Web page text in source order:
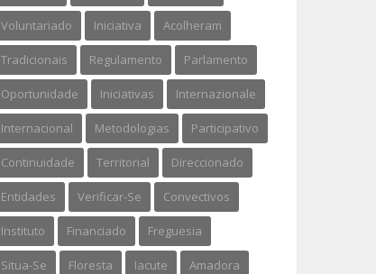
Voluntariado Iniciativa Acolheram
Tradicionais Regulamento Parlamento
Oportunidade Iniciativas Internazionale
Internacional Metodologias Participativo
Continuidade Territorial Direccionado
Entidades Verificar-Se Convectivos
Instituto Financiado Freguesia
Situa-Se Floresta Iacute Amadora